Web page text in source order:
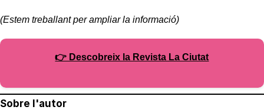
(Estem treballant per ampliar la informació)
👉 Descobreix la Revista La Ciutat
Sobre l'autor